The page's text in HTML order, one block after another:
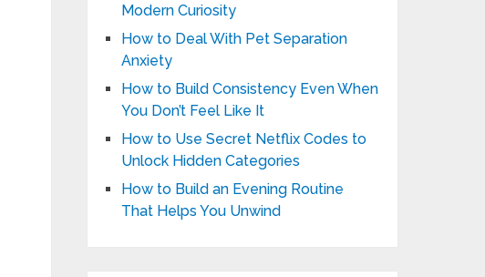
Modern Curiosity
How to Deal With Pet Separation
Anxiety
How to Build Consistency Even When
You Don’t Feel Like It
How to Use Secret Netflix Codes to
Unlock Hidden Categories
How to Build an Evening Routine
That Helps You Unwind